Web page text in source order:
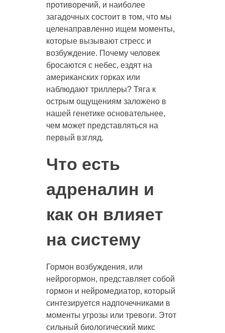
противоречий, и наиболее
загадочных состоит в том, что мы
целенаправленно ищем моменты,
которые вызывают стресс и
возбуждение. Почему человек
бросаются с небес, ездят на
американских горках или
наблюдают триллеры? Тяга к
острым ощущениям заложено в
нашей генетике основательнее,
чем может представляться на
первый взгляд.
Что есть
адреналин и
как он влияет
на систему
Гормон возбуждения, или
нейрогормон, представляет собой
гормон и нейромедиатор, который
синтезируется надпочечниками в
моменты угрозы или тревоги. Этот
сильный биологический микс